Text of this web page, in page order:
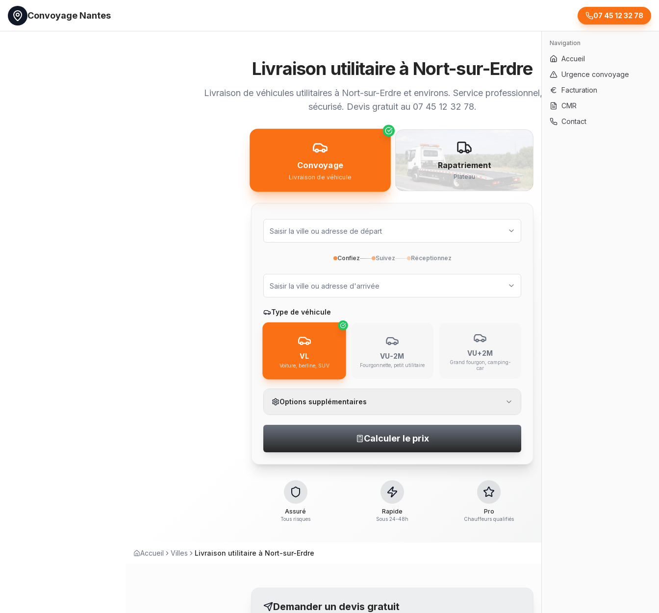
Convoyage Nantes 07 45 12 32 78
Navigation
Accueil
Urgence convoyage
Facturation
CMR
Contact
Livraison utilitaire à Nort-sur-Erdre
Livraison de véhicules utilitaires à Nort-sur-Erdre et environs. Service professionnel, rapide et
sécurisé. Devis gratuit au 07 45 12 32 78.
Convoyage
Livraison de véhicule
Rapatriement
Plateau
Confiez Suivez Réceptionnez
Type de véhicule
VL
Voiture, berline, SUV
VU-2M
Fourgonnette, petit utilitaire
VU+2M
Grand fourgon, camping-
car
Options supplémentaires
Calculer le prix
Assuré
Tous risques
Rapide
Sous 24-48h
Pro
Chauffeurs qualifiés
Accueil Villes Livraison utilitaire à Nort-sur-Erdre
Demander un devis gratuit